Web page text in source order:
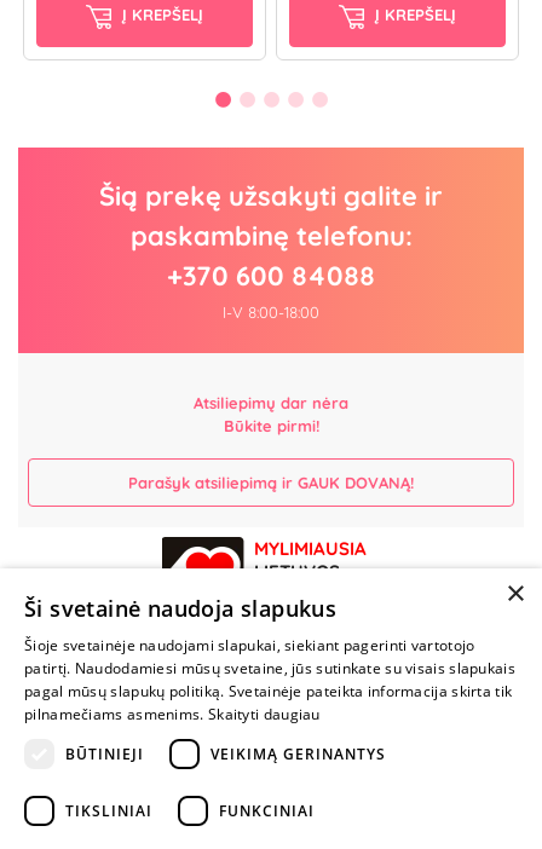
Į KREPŠELĮ Į KREPŠELĮ
Šią prekę užsakyti galite ir
paskambinę telefonu:
+370 600 84088
I-V 8:00-18:00
Atsiliepimų dar nėra
Būkite pirmi!
Parašyk atsiliepimą ir GAUK DOVANĄ!
MYLIMIAUSIA
LIETUVOS
ELEKTRONINĖ
PARDUOTUVĖ
NENUSTOK
ŽAISTI
+370 600 84088
info@fantazijos.lt
×
Ši svetainė naudoja slapukus
Šioje svetainėje naudojami slapukai, siekiant pagerinti vartotojo
patirtį. Naudodamiesi mūsų svetaine, jūs sutinkate su visais slapukais
pagal mūsų slapukų politiką. Svetainėje pateikta informacija skirta tik
pilnamečiams asmenims. Skaityti daugiau
BŪTINIEJI
VEIKIMĄ GERINANTYS
TIKSLINIAI FUNKCINIAI